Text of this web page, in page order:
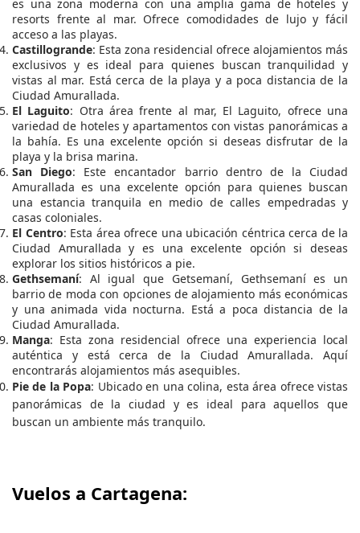
es una zona moderna con una amplia gama de hoteles y
resorts frente al mar. Ofrece comodidades de lujo y fácil
acceso a las playas.
Castillogrande: Esta zona residencial ofrece alojamientos más
exclusivos y es ideal para quienes buscan tranquilidad y
vistas al mar. Está cerca de la playa y a poca distancia de la
Ciudad Amurallada.
El Laguito: Otra área frente al mar, El Laguito, ofrece una
variedad de hoteles y apartamentos con vistas panorámicas a
la bahía. Es una excelente opción si deseas disfrutar de la
playa y la brisa marina.
San Diego: Este encantador barrio dentro de la Ciudad
Amurallada es una excelente opción para quienes buscan
una estancia tranquila en medio de calles empedradas y
casas coloniales.
El Centro: Esta área ofrece una ubicación céntrica cerca de la
Ciudad Amurallada y es una excelente opción si deseas
explorar los sitios históricos a pie.
Gethsemaní: Al igual que Getsemaní, Gethsemaní es un
barrio de moda con opciones de alojamiento más económicas
y una animada vida nocturna. Está a poca distancia de la
Ciudad Amurallada.
Manga: Esta zona residencial ofrece una experiencia local
auténtica y está cerca de la Ciudad Amurallada. Aquí
encontrarás alojamientos más asequibles.
Pie de la Popa: Ubicado en una colina, esta área ofrece vistas
panorámicas de la ciudad y es ideal para aquellos que
buscan un ambiente más tranquilo.
Vuelos a Cartagena: